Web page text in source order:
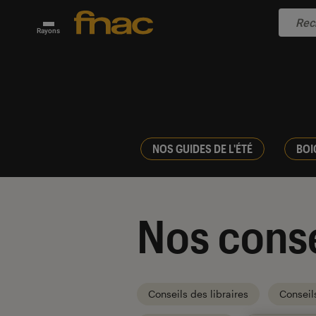
Rayons
NOS GUIDES DE L'ÉTÉ
Nos
Conseils des libraires